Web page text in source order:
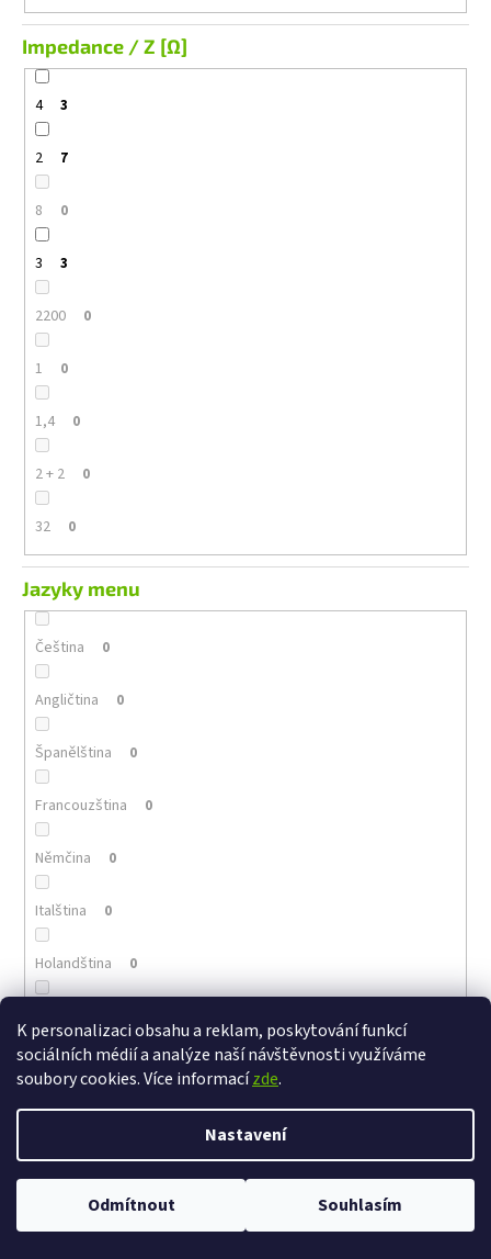
K personalizaci obsahu a reklam, poskytování funkcí
sociálních médií a analýze naší návštěvnosti využíváme
soubory cookies. Více informacízde.
Nastavení
Odmítnout Souhlasím
Impedance / Z [Ω]
4 3
2 7
8 0
3 3
2200 0
1 0
1,4 0
2 + 2 0
32 0
Jazyky menu
Čeština 0
Angličtina 0
Španělština 0
Francouzština 0
Němčina 0
Italština 0
Holandština 0
Arménština
Polština 0
Maďarština 0